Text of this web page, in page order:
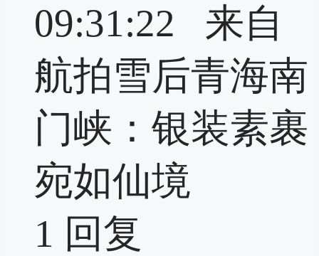
09:31:22 来自
航拍雪后青海南
门峡：银装素裹
宛如仙境
1 回复